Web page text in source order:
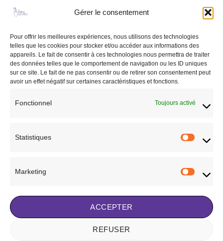
Gérer le consentement
Pour offrir les meilleures expériences, nous utilisons des technologies
telles que les cookies pour stocker et/ou accéder aux informations des
appareils. Le fait de consentir à ces technologies nous permettra de traiter
des données telles que le comportement de navigation ou les ID uniques
sur ce site. Le fait de ne pas consentir ou de retirer son consentement peut
avoir un effet négatif sur certaines caractéristiques et fonctions.
Fonctionnel Toujours activé
Statistiques
Marketing
ACCEPTER
REFUSER
Ajouter
à la liste
de
souhaits
Rênes rembourées
souhaits
Ajouter
à la liste
de
souhaits
souhaits
Visa Stripe